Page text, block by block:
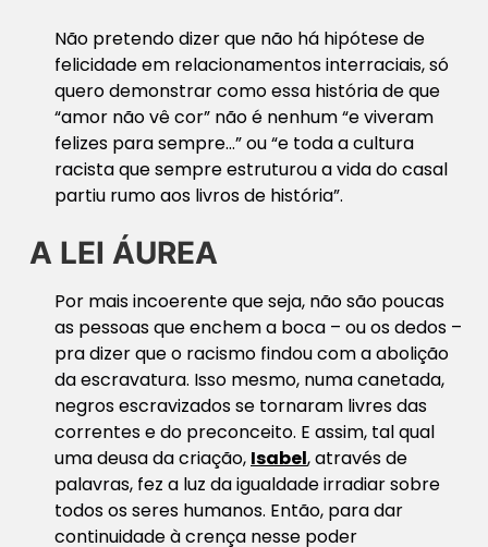
Não pretendo dizer que não há hipótese de
felicidade em relacionamentos interraciais, só
quero demonstrar como essa história de que
“amor não vê cor” não é nenhum “e viveram
felizes para sempre…” ou “e toda a cultura
racista que sempre estruturou a vida do casal
partiu rumo aos livros de história”.
A LEI ÁUREA
Por mais incoerente que seja, não são poucas
as pessoas que enchem a boca – ou os dedos –
pra dizer que o racismo findou com a abolição
da escravatura. Isso mesmo, numa canetada,
negros escravizados se tornaram livres das
correntes e do preconceito. E assim, tal qual
uma deusa da criação, Isabel, através de
palavras, fez a luz da igualdade irradiar sobre
todos os seres humanos. Então, para dar
continuidade à crença nesse poder